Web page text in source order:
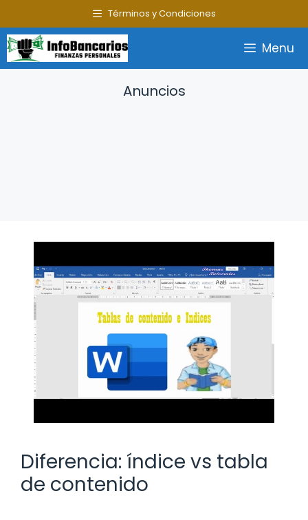
al
contenido
Términos y Condiciones
Menu
Anuncios
Diferencia: índice vs tabla
de contenido